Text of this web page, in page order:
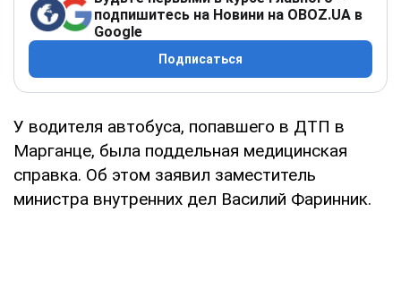
подпишитесь на Новини на OBOZ.UA в
Google
Подписаться
У водителя автобуса, попавшего в ДТП в
Марганце, была поддельная медицинская
справка. Об этом заявил заместитель
министра внутренних дел Василий Фаринник.